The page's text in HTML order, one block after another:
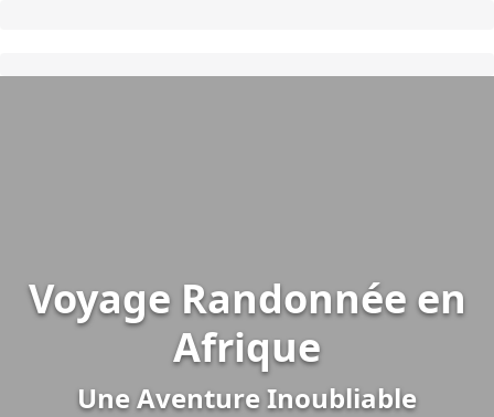
Voyage Randonnée en
Afrique
Une Aventure Inoubliable